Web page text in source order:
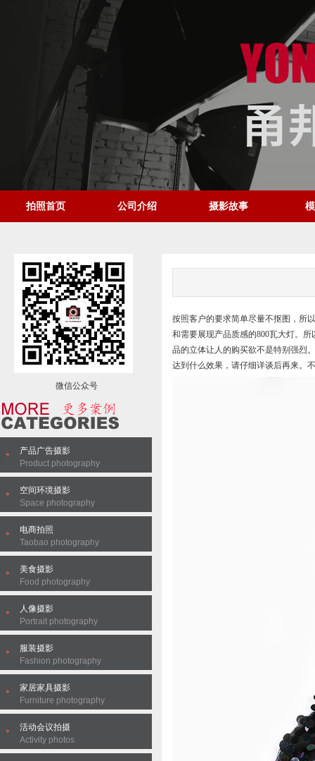
拍照首页 公司介绍 摄影故事
按照客户的要求简单尽量不抠图，所
和需要展现产品质感的800瓦大灯。
品的立体让人的购买欲不是特别强烈
达到什么效果，请仔细详谈后再来。
微信公众号
产品广告摄影
Product photography
空间环境摄影
Space photography
电商拍照
Taobao photography
美食摄影
Food photography
人像摄影
Portrait photography
服装摄影
Fashion photography
家居家具摄影
Furniture photography
活动会议拍摄
Activity photos